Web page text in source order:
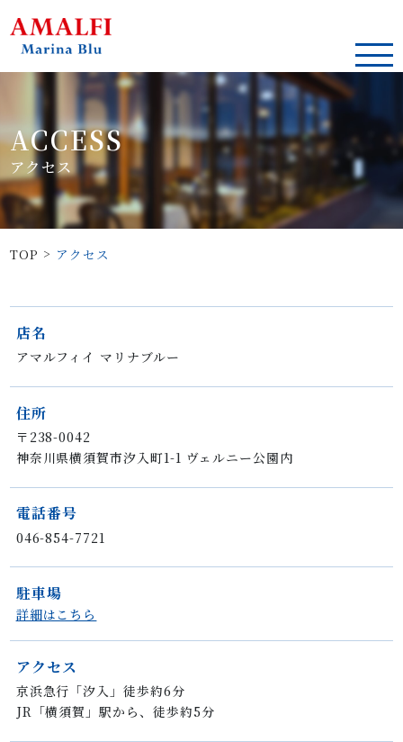
ACCESS
アクセス
TOP > アクセス
店名
アマルフィイ マリナブルー
住所
〒238-0042
神奈川県横須賀市汐⼊町1-1 ヴェルニー公園内
電話番号
046-854-7721
駐車場
詳細はこちら
アクセス
京浜急⾏「汐⼊」徒歩約6分
JR「横須賀」駅から、徒歩約5分